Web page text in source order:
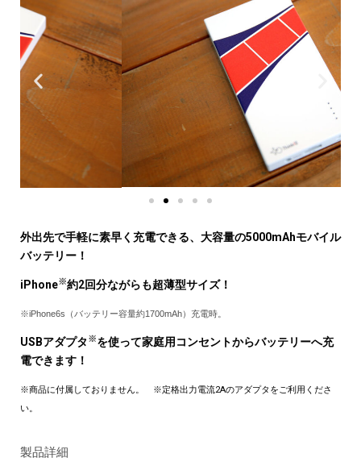
外出先で手軽に素早く充電できる、大容量の5000mAhモバイル
バッテリー！
iPhone※約2回分ながらも超薄型サイズ！
※iPhone6s（バッテリー容量約1700mAh）充電時。
USBアダプタ ※を使って家庭用コンセントからバッテリーへ充
電できます！
※商品に付属しておりません。 ※定格出力電流2Aのアダプタをご利用くださ
い。
製品詳細